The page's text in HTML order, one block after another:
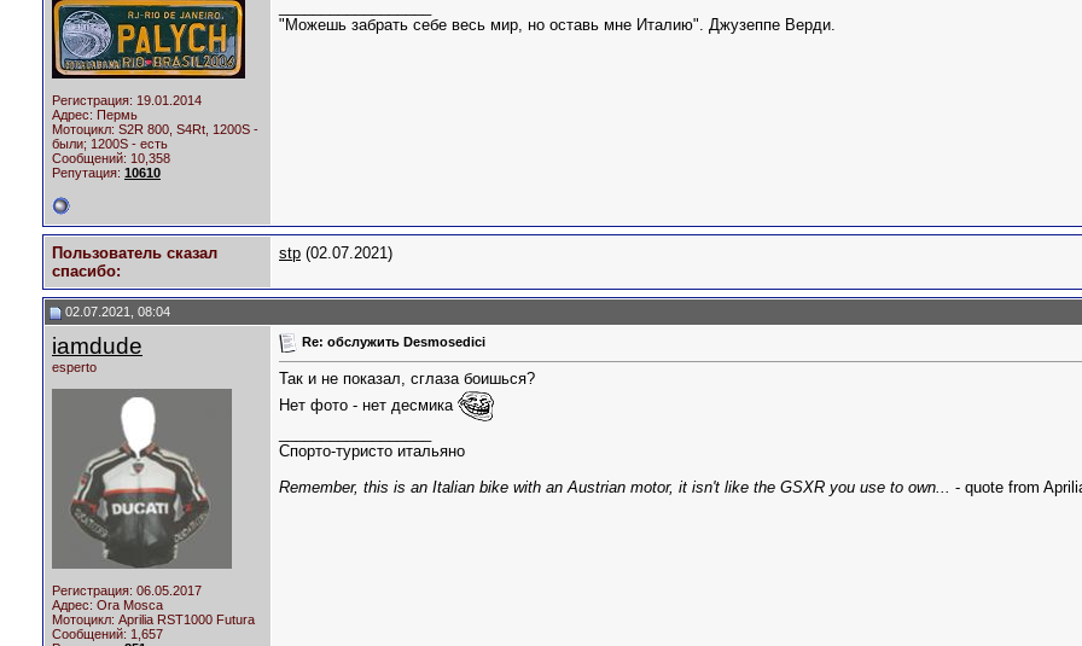
Регистрация: 19.01.2014
Адрес: Пермь
Мотоцикл: S2R 800, S4Rt, 1200S -
были; 1200S - есть
Сообщений: 10,358
Репутация: 10610
"Можешь забрать себе весь мир, но оставь мне Италию". Джузеппе Верди.
Пользователь сказал
cпасибо:
stp (02.07.2021)
02.07.2021, 08:04
iamdude
esperto
Регистрация: 06.05.2017
Адрес: Ora Mosca
Мотоцикл: Aprilia RST1000 Futura
Сообщений: 1,657
Re: обслужить Desmosedici
Так и не показал, сглаза боишься?
Нет фото - нет десмика
Спорто-туристо итальяно
Remember, this is an Italian bike with an Austrian motor, it isn't like the GSXR you use to own... - quote from